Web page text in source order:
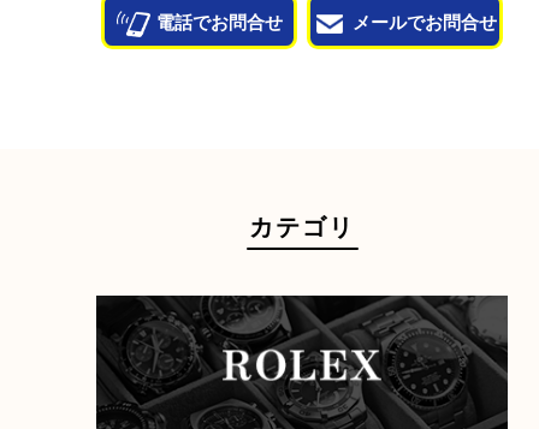
電池切れ ベルト単体
付属品なし 廃盤品
電話でお問合せ メールでお問合せ